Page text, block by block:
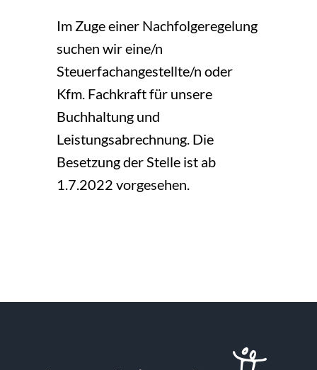
Im Zuge einer Nachfolgeregelung
suchen wir eine/n
Steuerfachangestellte/n oder
Kfm. Fachkraft für unsere
Buchhaltung und
Leistungsabrechnung. Die
Besetzung der Stelle ist ab
1.7.2022 vorgesehen.